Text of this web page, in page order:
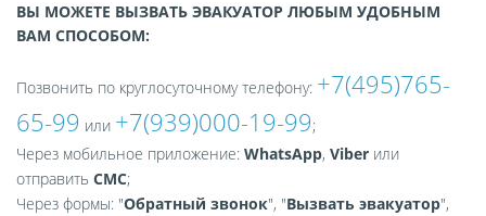
ВЫ МОЖЕТЕ ВЫЗВАТЬ ЭВАКУАТОР ЛЮБЫМ УДОБНЫМ
ВАМ СПОСОБОМ:
Позвонить по круглосуточному телефону: +7(495)765-
65-99 или +7(939)000-19-99;
Через мобильное приложение: WhatsApp, Viber или
отправить СМС;
Через формы: "Обратный звонок", "Вызвать эвакуатор",